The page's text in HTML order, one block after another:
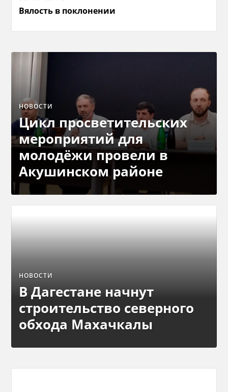
Вялость в поклонении
НОВОСТИ
Цикл просветительских
мероприятий для
молодёжи провели в
Акушинском районе
НОВОСТИ
В Дагестане начнут
строительство северного
обхода Махачкалы